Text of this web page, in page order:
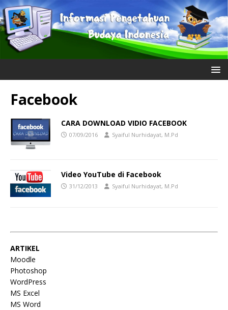
Facebook
CARA DOWNLOAD VIDIO FACEBOOK
07/09/2016 Syaiful Nurhidayat, M.Pd
Video YouTube di Facebook
31/12/2013 Syaiful Nurhidayat, M.Pd
ARTIKEL
Moodle
Photoshop
WordPress
MS Excel
MS Word